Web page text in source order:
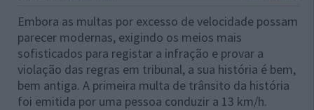
Embora as multas por excesso de velocidade possam
parecer modernas, exigindo os meios mais
sofisticados para registar a infração e provar a
violação das regras em tribunal, a sua história é bem,
bem antiga. A primeira multa de trânsito da história
foi emitida por uma pessoa conduzir a 13 km/h.